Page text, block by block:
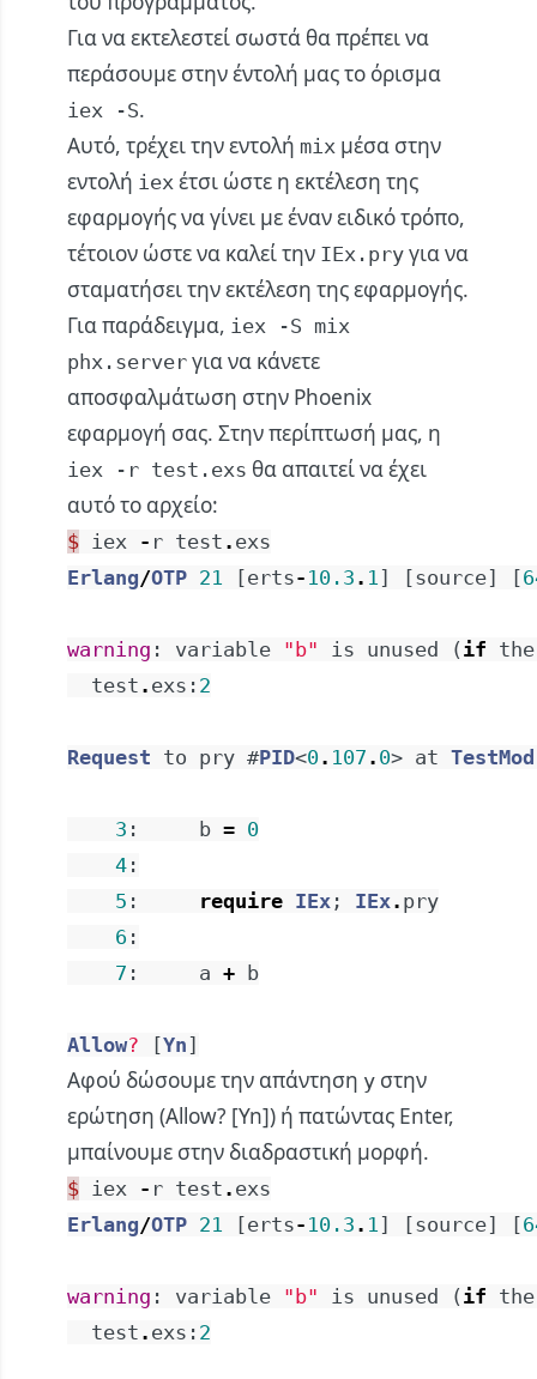
Για να εκτελεστεί σωστά θα πρέπει να
περάσουμε στην έντολή μας το όρισμα
iex -S.
Αυτό, τρέχει την εντολή mix μέσα στην
εντολή iex έτσι ώστε η εκτέλεση της
εφαρμογής να γίνει με έναν ειδικό τρόπο,
τέτοιον ώστε να καλεί την IEx.pry για να
σταματήσει την εκτέλεση της εφαρμογής.
Για παράδειγμα, iex -S mix
phx.server για να κάνετε
αποσφαλμάτωση στην Phoenix
εφαρμογή σας. Στην περίπτωσή μας, η
iex -r test.exs θα απαιτεί να έχει
αυτό το αρχείο:
$ iex - r test . exs
Erlang/OTP 21 [erts- 10.3 . 1] [source] [
warning : variable "b" is unused ( if the
test . exs : 2
Request to pry #PID<0. 107 . 0> at TestMod
3 : b = 0
4 :
5 : require IEx ; IEx. pry
6 :
7 : a + b
Allow? [Yn]
Αφού δώσουμε την απάντηση y στην
ερώτηση (Allow? [Yn]) ή πατώντας Enter,
μπαίνουμε στην διαδραστική μορφή.
$ iex - r test . exs
Erlang/OTP 21 [erts- 10.3 . 1] [source] [
warning : variable "b" is unused ( if the
test . exs : 2